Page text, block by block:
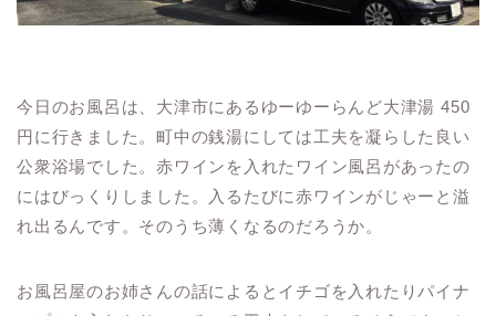
今日のお風呂は、大津市にあるゆーゆーらんど大津湯 450
円に行きました。町中の銭湯にしては工夫を凝らした良い
公衆浴場でした。赤ワインを入れたワイン風呂があったの
にはびっくりしました。入るたびに赤ワインがじゃーと溢
れ出るんです。そのうち薄くなるのだろうか。
お風呂屋のお姉さんの話によるとイチゴを入れたりパイナ